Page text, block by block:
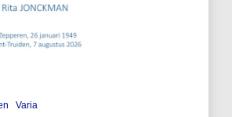
Varia